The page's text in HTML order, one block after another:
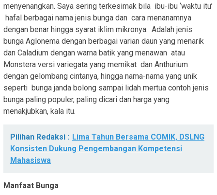
menyenangkan. Saya sering terkesimak bila ibu-ibu ‘waktu itu’
hafal berbagai nama jenis bunga dan cara menanamnya
dengan benar hingga syarat iklim mikronya. Adalah jenis
bunga Aglonema dengan berbagai varian daun yang menarik
dan Caladium dengan warna batik yang menawan atau
Monstera versi variegata yang memikat dan Anthurium
dengan gelombang cintanya, hingga nama-nama yang unik
seperti bunga janda bolong sampai lidah mertua contoh jenis
bunga paling populer, paling dicari dan harga yang
menakjubkan, kala itu.
Pilihan Redaksi : Lima Tahun Bersama COMIK, DSLNG
Konsisten Dukung Pengembangan Kompetensi
Mahasiswa
Manfaat Bunga